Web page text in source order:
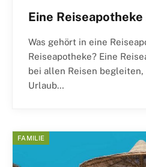
Eine
Was gehört in eine
Reiseapotheke? Eine
bei allen Reisen begleiten,
Urlaub…
FAMILIE